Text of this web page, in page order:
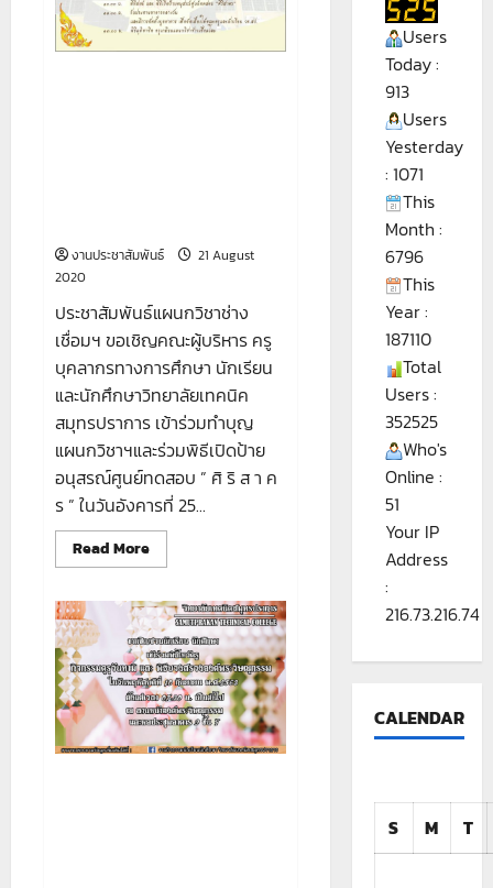
งานประชาสัมพันธ์
21 August
2020
ประชาสัมพันธ์แผนกวิชาช่าง
เชื่อมฯ ขอเชิญคณะผู้บริหาร ครู
บุคลากรทางการศึกษา นักเรียน
และนักศึกษาวิทยาลัยเทคนิค
สมุทรปราการ เข้าร่วมทำบุญ
แผนกวิชาฯและร่วมพิธีเปิดป้าย
อนุสรณ์ศูนย์ทดสอบ ” ศิ ริ ส า ค
ร ” ในวันอังคารที่ 25...
Read MoreRead
more
เชิญ
คณะ
ผู้
บริหาร
ครู
บุคลากร
ทางการ
ศึกษา
นักเรียน
และ
Users
Today :
913
Users
Yesterday
: 1071
This
Month :
6796
This
Year :
187110
Total
Users :
352525
Who's
Online :
51
Your IP
Address
:
216.73.216.74
CALENDAR
S M T